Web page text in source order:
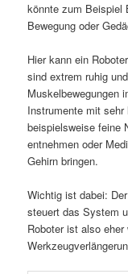
könnte zum Beispiel
Bewegung oder
Hier kann ein
sind extrem ruhig
Muskelbewegungen
Instrumente mit
beispielsweise feine
entnehmen oder
Gehirn bringen.
Wichtig ist dabei:
steuert das System
Roboter ist also